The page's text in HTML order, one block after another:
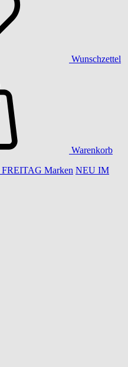
Wunschzettel
Warenkorb
FREITAG Marken NEU IM